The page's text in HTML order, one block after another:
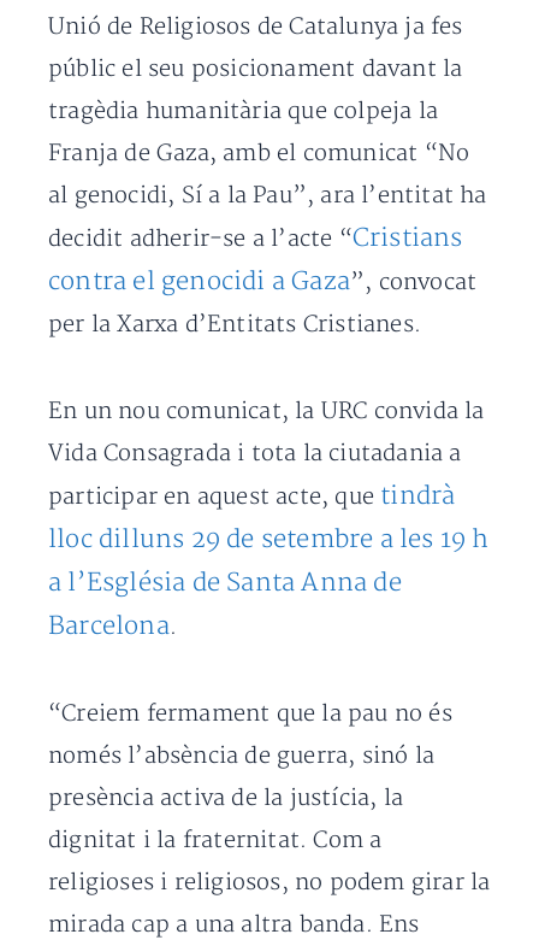
Unió de Religiosos de Catalunya ja fes
públic el seu posicionament davant la
tragèdia humanitària que colpeja la
Franja de Gaza, amb el comunicat “No
al genocidi, Sí a la Pau”, ara l’entitat ha
decidit adherir-se a l’acte “Cristians
contra el genocidi a Gaza”, convocat
per la Xarxa d’Entitats Cristianes.
En un nou comunicat, la URC convida la
Vida Consagrada i tota la ciutadania a
participar en aquest acte, que tindrà
lloc dilluns 29 de setembre a les 19 h
a l’Església de Santa Anna de
Barcelona.
“Creiem fermament que la pau no és
només l’absència de guerra, sinó la
presència activa de la justícia, la
dignitat i la fraternitat. Com a
religioses i religiosos, no podem girar la
mirada cap a una altra banda. Ens